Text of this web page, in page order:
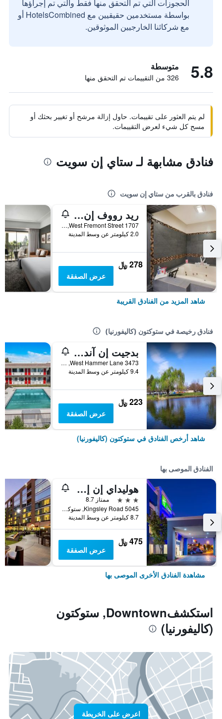
الحجوزات التي تم التحقق منها فقط والتي تم إجراؤها
بواسطة مستخدمين حقيقيين مع HotelsCombined أو
مع شركائنا الخارجيين الموثوقين.
5.8 متوسطة
326 من التقييمات تم التحقق منها
لم يتم العثور على تقييمات. حاول إزالة مرشح أو تغيير بحثك أو
مسح كل شيء لعرض التقييمات.
فنادق مشابهة لـ ستاي إن سويت
فنادق بالقرب من ستاي إن سويت
ريد رووف إن ستوكتون
1707 West Fremont Street, ستوكتون (كاليفورنيا), CA, الولايات المتحدة الأميريكية
2.0 كيلومتر عن وسط المدينة
278 ﷼
عرض الصفقة
شاهد المزيد من الفنادق القريبة
فنادق رخيصة في ستوكتون (كاليفورنيا)
بدجيت إن آند سويتس
3473 West Hammer Lane, ستوكتون (كاليفورنيا), CA, الولايات المتحدة الأميريكية
9.4 كيلومتر عن وسط المدينة
223 ﷼
عرض الصفقة
شاهد أرخص الفنادق في ستوكتون (كاليفورنيا)
الفنادق الموصى بها
هوليداي إن إكسبرس ستوكتون سوث إيست بٓي آيتش جي
3 نجوم
ممتاز 8.7
5045 Kingsley Road, ستوكتون (كاليفورنيا), CA, الولايات المتحدة الأميريكية
8.7 كيلومتر عن وسط المدينة
475 ﷼
عرض الصفقة
مشاهدة الفنادق الأخرى الموصى بها
استكشفDowntown, ستوكتون
(كاليفورنيا)
اعرض على الخريطة